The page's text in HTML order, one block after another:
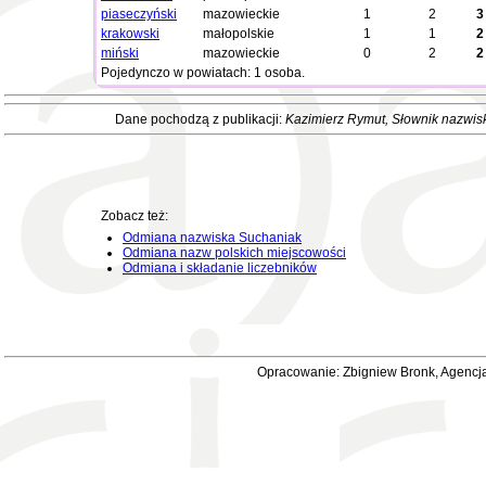
piaseczyński
mazowieckie 1 2
3
krakowski
małopolskie 1 1
2
miński
mazowieckie 0 2
2
Pojedynczo w powiatach: 1 osoba.
Dane pochodzą z publikacji: Kazimierz Rymut, Słownik
Zobacz też:
Odmiana nazwiska Suchaniak
Odmiana nazw polskich miejscowości
Odmiana i składanie liczebników
Opracowanie: Zbigniew Bronk,